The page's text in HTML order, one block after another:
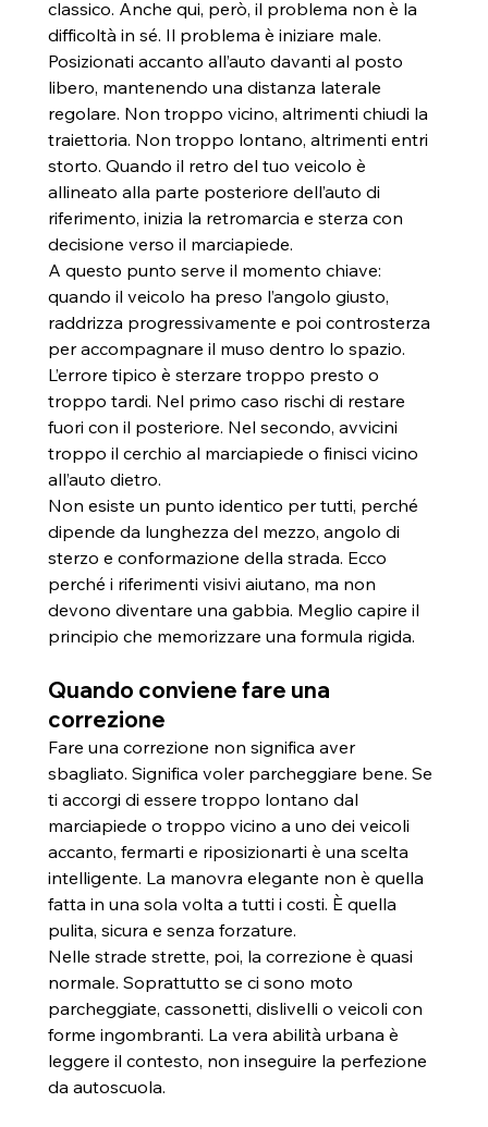
classico. Anche qui, però, il problema non è la
difficoltà in sé. Il problema è iniziare male.
Posizionati accanto all’auto davanti al posto
libero, mantenendo una distanza laterale
regolare. Non troppo vicino, altrimenti chiudi la
traiettoria. Non troppo lontano, altrimenti entri
storto. Quando il retro del tuo veicolo è
allineato alla parte posteriore dell’auto di
riferimento, inizia la retromarcia e sterza con
decisione verso il marciapiede.
A questo punto serve il momento chiave:
quando il veicolo ha preso l’angolo giusto,
raddrizza progressivamente e poi controsterza
per accompagnare il muso dentro lo spazio.
L’errore tipico è sterzare troppo presto o
troppo tardi. Nel primo caso rischi di restare
fuori con il posteriore. Nel secondo, avvicini
troppo il cerchio al marciapiede o finisci vicino
all’auto dietro.
Non esiste un punto identico per tutti, perché
dipende da lunghezza del mezzo, angolo di
sterzo e conformazione della strada. Ecco
perché i riferimenti visivi aiutano, ma non
devono diventare una gabbia. Meglio capire il
principio che memorizzare una formula rigida.
Quando conviene fare una
correzione
Fare una correzione non significa aver
sbagliato. Significa voler parcheggiare bene. Se
ti accorgi di essere troppo lontano dal
marciapiede o troppo vicino a uno dei veicoli
accanto, fermarti e riposizionarti è una scelta
intelligente. La manovra elegante non è quella
fatta in una sola volta a tutti i costi. È quella
pulita, sicura e senza forzature.
Nelle strade strette, poi, la correzione è quasi
normale. Soprattutto se ci sono moto
parcheggiate, cassonetti, dislivelli o veicoli con
forme ingombranti. La vera abilità urbana è
leggere il contesto, non inseguire la perfezione
da autoscuola.